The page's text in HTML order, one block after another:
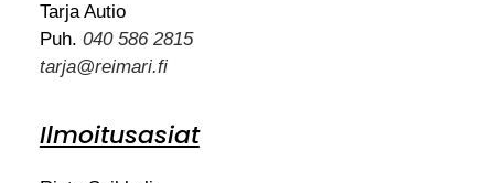
Tarja Autio
Puh. 040 586 2815
tarja@reimari.fi
Ilmoitusasiat